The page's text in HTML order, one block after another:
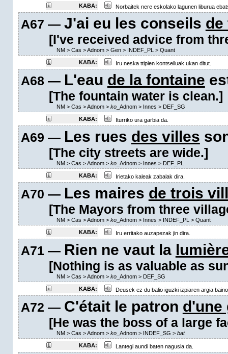
KABA:
Norbaitek nere eskolako lagunen liburua
A67 — J'ai eu les conseils de
[I've received advice from
NM> Cas >Adnom> Gen> INDEF_PL > Quant
KABA:
Iru neska ttipien kontseiluak ukan ditut.
A68 — L'eau de la fontaine
[The fountain water is clean.]
NM> Cas >Adnom> ko_Adnom> Innes > DEF_SG
KABA:
Iturriko ura garbia da.
A69 — Les rues des villes
[The city streets are wide.]
NM> Cas >Adnom> ko_Adnom> Innes > DEF_PL
KABA:
Irietako kaleak zabalak dira.
A70 — Les maires de trois
[The Mayors from three
NM> Cas >Adnom> ko_Adnom> Innes > INDEF_PL > Quant
KABA:
Iru erritako auzapezak jin dira.
A71 — Rien ne vaut la
[Nothing is as valuable as
NM> Cas >Adnom> ko_Adnom> DEF_SG
KABA:
Deusek ez du balio iguzki izpiaren argia
A72 — C'était le patron d'une
[He was the boss of a large
NM> Cas >Adnom> ko_Adnom> INDEF_SG > bat
KABA:
Lantegi aundi baten nagusia da.